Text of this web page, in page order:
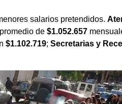
salarios pretendidos.
de $1.052.657
$1.102.719; Secretarias y